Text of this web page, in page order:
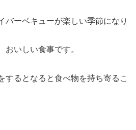
バーベキューが楽しい季節になり
おいしい食事です。
するとなると食べ物を持ち寄るこ